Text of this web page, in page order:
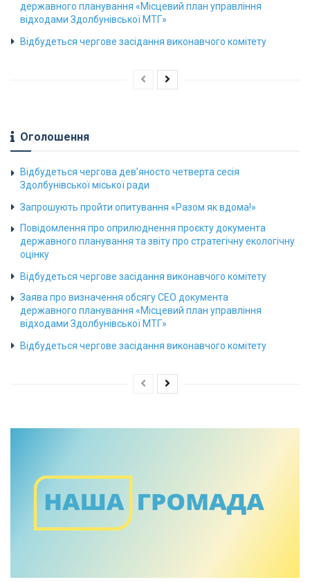
державного планування «Місцевий план управління
відходами Здолбунівської МТГ»
Відбудеться чергове засідання виконавчого комітету
Оголошення
Відбудеться чергова дев’яносто четверта сесія
Здолбунівської міської ради
Запрошують пройти опитування «Разом як вдома!»
Повідомлення про оприлюднення проєкту документа
державного планування та звіту про стратегічну екологічну
оцінку
Відбудеться чергове засідання виконавчого комітету
Заява про визначення обсягу СЕО документа
державного планування «Місцевий план управління
відходами Здолбунівської МТГ»
Відбудеться чергове засідання виконавчого комітету